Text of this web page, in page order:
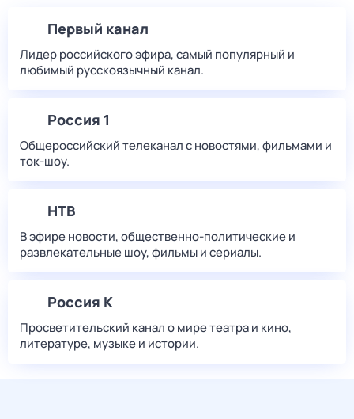
Первый канал
Лидер российского эфира, самый популярный и
любимый русскоязычный канал.
Россия 1
Общероссийский телеканал с новостями, фильмами и
ток-шоу.
НТВ
В эфире новости, общественно-политические и
развлекательные шоу, фильмы и сериалы.
Россия К
Просветительский канал о мире театра и кино,
литературе, музыке и истории.